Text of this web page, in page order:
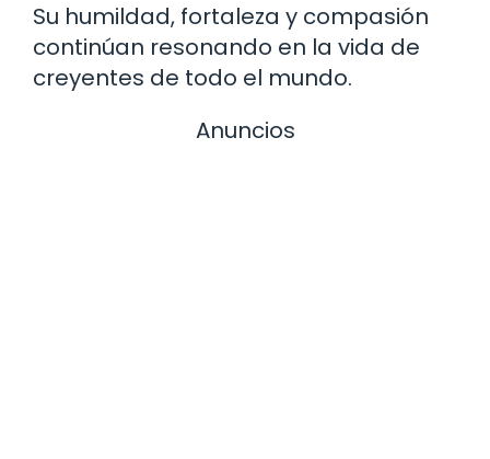
Su humildad, fortaleza y compasión
continúan resonando en la vida de
creyentes de todo el mundo.
Anuncios